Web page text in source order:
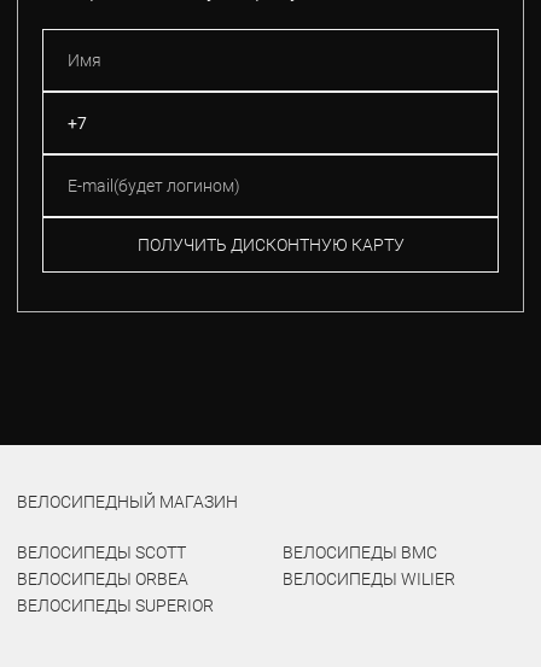
ПОЛУЧИТЬ ДИСКОНТНУЮ КАРТУ
ВЕЛОСИПЕДНЫЙ МАГАЗИН
ВЕЛОСИПЕДЫ SCOTT
ВЕЛОСИПЕДЫ ORBEA
ВЕЛОСИПЕДЫ SUPERIOR
ВЕЛОСИПЕДЫ BMC
ВЕЛОСИПЕДЫ WILIER